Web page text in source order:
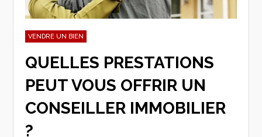
VENDRE UN BIEN
QUELLES PRESTATIONS
PEUT VOUS OFFRIR UN
CONSEILLER IMMOBILIER
?